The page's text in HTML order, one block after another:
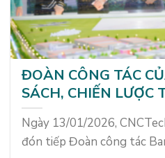
ĐOÀN CÔNG TÁC
SÁCH, CHIẾN LƯỢC
THƯỜNG TRỰC
THỌ THAM QUAN &
KCN NAM BÌNH
Ngày 13/01/2026,
đón tiếp Đoàn công tác